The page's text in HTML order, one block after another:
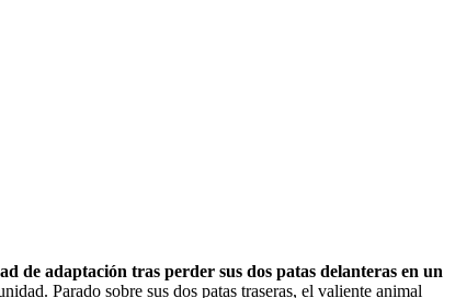
de adaptación tras perder sus dos patas delanteras en un
Parado sobre sus dos patas traseras, el valiente animal